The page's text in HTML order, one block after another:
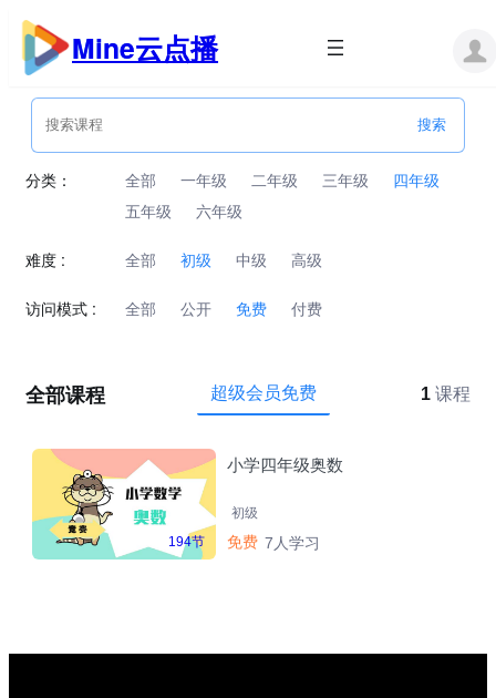
跳
内
Mine云点播
分类： 全部 一年级 二年级 三年级
四年级
五年级
六年级
难度 : 全部 初级 中级 高级
访问模式 : 全部 公开 免费 付费
全部课程 超级会员免费 1 课程
194节
小学四年级奥数
初级
免费 7人学习